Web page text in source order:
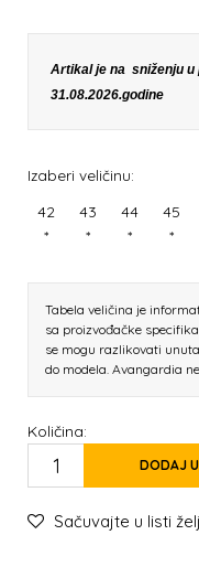
Artikal je na sniženju u
31.08.2026.godine
Izaberi veličinu:
42
*
43
*
44
*
45
*
Tabela veličina je
sa proizvođačke
se mogu razlikovati
do modela. Avangardia
Količina:
DODAJ
Sačuvajte u listi